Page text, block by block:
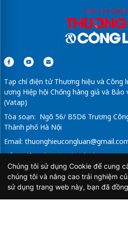
Tạp chí điện tử Thương hiệu và Công
ương Hiệp hội Chống hàng giả và
(Vatap)
Tòa soạn: Ngõ 56/ B5D6 Trương
Thành phố Hà Nội
Email:
Tổng Biên Tập: Vũ Đức Thuận
Giấy phép hoạt động báo chí điện tử
Thông tin và Truyền thông cấp ngày
Chúng tôi sử dụng Cookie để cung
chúng tôi và nâng cao trải nghiệm
sử dụng trang web này, bạn đã